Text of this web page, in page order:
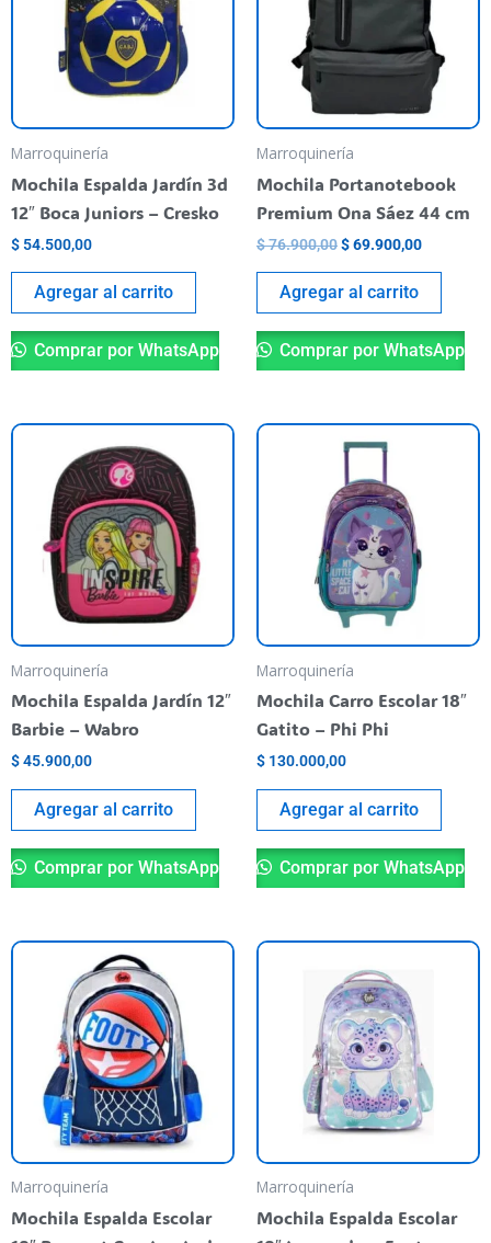
Marroquinería
Mochila Espalda Jardín 3d
12″ Boca Juniors – Cresko
$ 54.500,00
Agregar al carrito
Comprar por WhatsApp
Marroquinería
Mochila Portanotebook
Premium Ona Sáez 44 cm
$76.900,00$69.900,00
Agregar al carrito
Comprar por WhatsApp
Marroquinería
Mochila Espalda Jardín 12″
Barbie – Wabro
$45.900,00
Agregar al carrito
Comprar por WhatsApp
Marroquinería
Mochila Carro Escolar 18″
Gatito – Phi Phi
$ 130.000,00
Agregar al carrito
Comprar por WhatsApp
Marroquinería
Mochila Espalda Escolar
Marroquinería
Mochila Espalda Escolar